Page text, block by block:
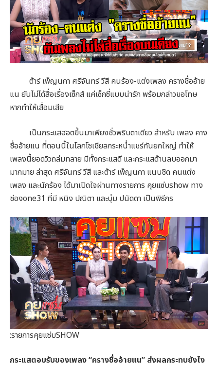
ต้าร์ เพ็ญนภา ศรีจันทร์ วีสี คนร้อง-แต่งเพลง ครางชื่ออ้าย
แน ยันไม่ได้สื่อเรื่องเซ็กส์ แค่เซ็กซี่แบบน่ารัก พร้อมกล่าวขอโทษ
หากทำให้เสื่อมเสีย
เป็นกระแสฮอตขึ้นมาเพียงชั่วพริบตาเดียว สำหรับ เพลง คาง
ชื่ออ้ายแน ที่ตอนนี้ในโลกโซเชียลกระหน่ำแชร์กันยกใหญ่ ทำให้
เพลงนี้ยอดวิวถล่มทลาย มีทั้งกระแสดี และกระแสด้านลบออกมา
มากมาย ล่าสุด ศรีจันทร์ วีสี และต้าร์ เพ็ญนภา แนบชิด คนแต่ง
เพลง และนักร้อง ได้มาเปิดใจผ่านทางรายการ คุยแซ่บshow ทาง
ช่องone31 ที่มี หนิง ปณิตา และบุ๋ม ปนัดดา เป็นพิธีกร
:รายการคุยแซ่บSHOW
กระแสตอบรับของเพลง “ครางชื่ออ้ายแน” ส่งผลกระทบยังไง